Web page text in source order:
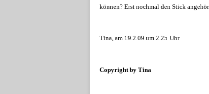
können? Erst nochmal den Stick
Tina, am 19.2.09 um 2.25 Uhr
Copyright by Tina